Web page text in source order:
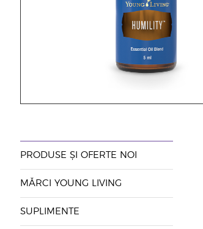
PRODUSE ȘI OFERTE NOI
MĂRCI YOUNG LIVING
SUPLIMENTE